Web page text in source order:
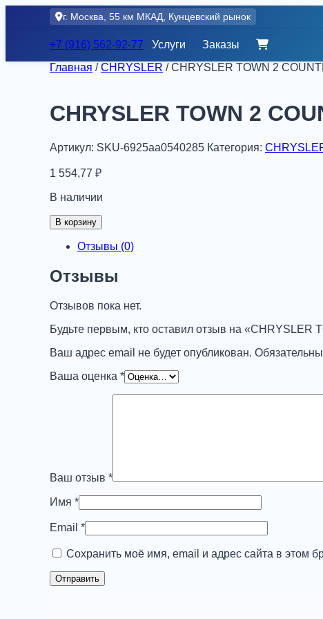
г. Москва, 55 км МКАД, Кунцевский рынок
+7 (916) 562-92-77 Услуги Заказы
Главная /CHRYSLER / CHRYSLER TOWN 2
CHRYSLER TOWN 2
Артикул: SKU-6925aa0540285 Категория:
1 554,77 ₽
В наличии
Количество
товара
CHRYSLER
2
COUNTRY
01/05-,
В корзину
Отзывы (0)
Отзывы
Отзывов пока нет.
Будьте первым, кто оставил отзыв на «CHRYSLER
Ваш адрес email не будет опубликован.
Ваша оценка *
Ваш отзыв *
Имя *
Email *
Сохранить моё имя, email и адрес сайта в этом